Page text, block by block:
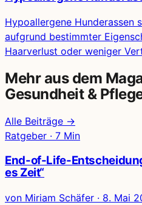
Hypoallergene Hunderassen
aufgrund bestimmter
Haarverlust oder weniger
Mehr aus dem
Gesundheit &
Alle Beiträge →
Ratgeber · 7 Min
End-of-Life-
es Zeit“
von Miriam Schäfer · 8. Mai